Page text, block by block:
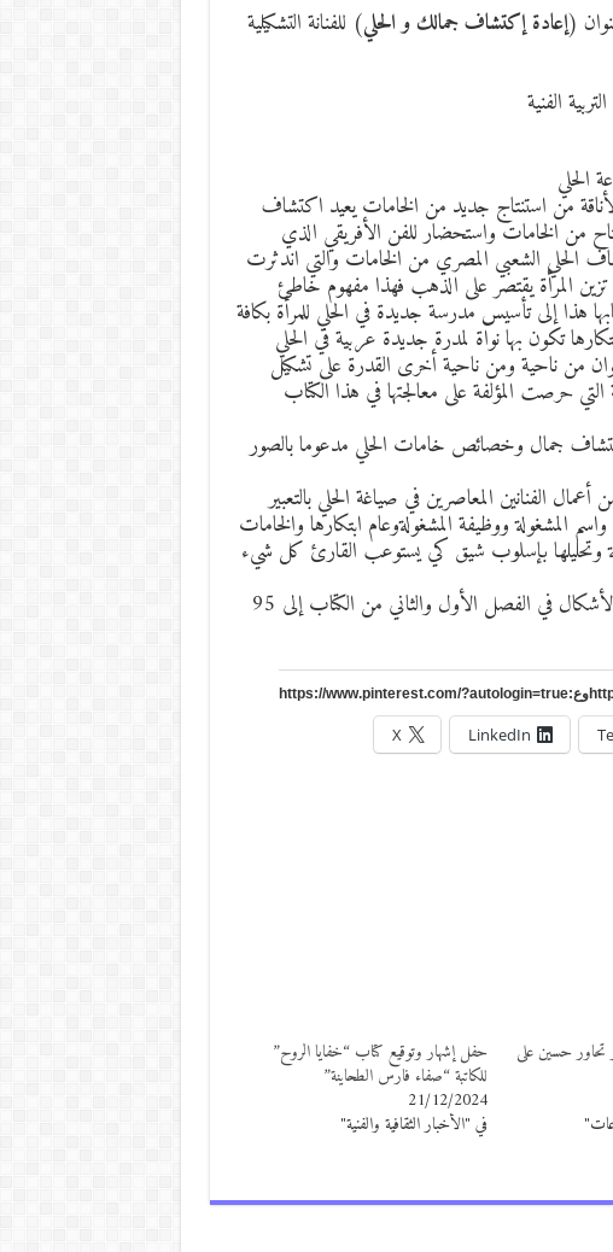
(إعادة إكتشاف جمالك و الحلي) للفنانة التشكيلية
الفنية
الحلي
من استنتاج جديد من الخامات يعيد اكتشاف
من الخامات واستحضار للفن الأفريقي الذي
الحلي الشعبي المصري من الخامات والتي اندثرت
المرأة يقتصر على الذهب فهذا مفهوم خاطئ
هذا إلى تأسيس مدرسة جديدة في الحلي للمرأة بكافة
تكون بها نواة لمدرة جديدة عربية في الحلي
من ناحية ومن ناحية أخرى القدرة على تشكيل
حرصت المؤلفة على معالجتها في هذا الكتاب
جمال وخصائص خامات الحلي مدعوما بالصور
الفنانين المعاصرين في صياغة الحلي بالتعبير
المشغولة ووظيفة المشغولةوعام ابتكارها والخامات
وتحليلها بإسلوب شيق كي يستوعب القارئ كل شيء
مدعوما بصور لأشكال الحلي من الخامات وصل عدد الأشكال في الفصل الأول والثاني من الكتاب إلى 95
LinkedIn
X
حسين على
حفل إشهار وتوقيع كتاب “خفايا الروح”
للكاتبة “صفاء فارس الطحاينة”
21/12/2024
في "الأخبار الثقافية والفنية"